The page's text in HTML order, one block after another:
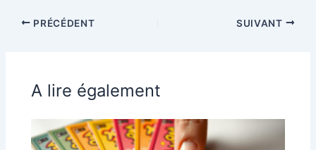
PRÉCÉDENT SUIVANT
A lire également